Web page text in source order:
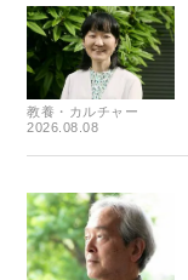
教養・カルチャー
2026.08.08